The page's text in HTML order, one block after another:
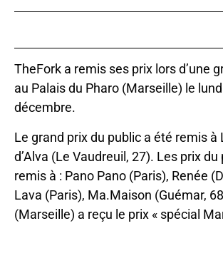
TheFork a remis ses prix lors d’une
au Palais du Pharo (Marseille) le
décembre.
Le grand prix du public a été remis à
d’Alva (Le Vaudreuil, 27). Les prix
remis à : Pano Pano (Paris), Renée
Lava (Paris), Ma.Maison (Guémar,
(Marseille) a reçu le prix « spécial